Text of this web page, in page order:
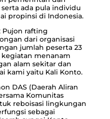
ada pula individu
propinsi di Indonesia.
Pujon rafting
dari organisasi
jumlah peserta 23
menanam
alam sekitar dan
kami yaitu Kali Konto.
DAS (Daerah Aliran
Komunitas
reboisasi lingkungan
sebagai